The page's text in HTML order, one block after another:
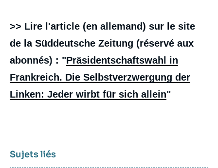
>> Lire l'article (en allemand) sur le site
de la Süddeutsche Zeitung (réservé aux
abonnés) : "Präsidentschaftswahl in
Frankreich. Die Selbstverzwergung der
Linken: Jeder wirbt für sich allein"
Sujets liés